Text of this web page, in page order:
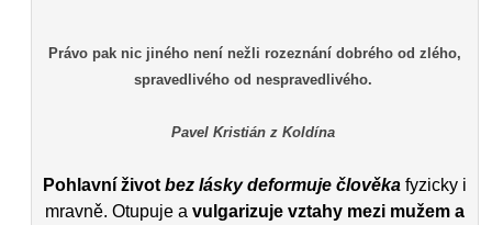
Právo pak nic jiného není nežli rozeznání dobrého od zlého,
spravedlivého od nespravedlivého.
Pavel Kristián z Koldína
Pohlavní život bez lásky deformuje člověka fyzicky i
mravně. Otupuje avulgarizuje vztahy mezi mužem a